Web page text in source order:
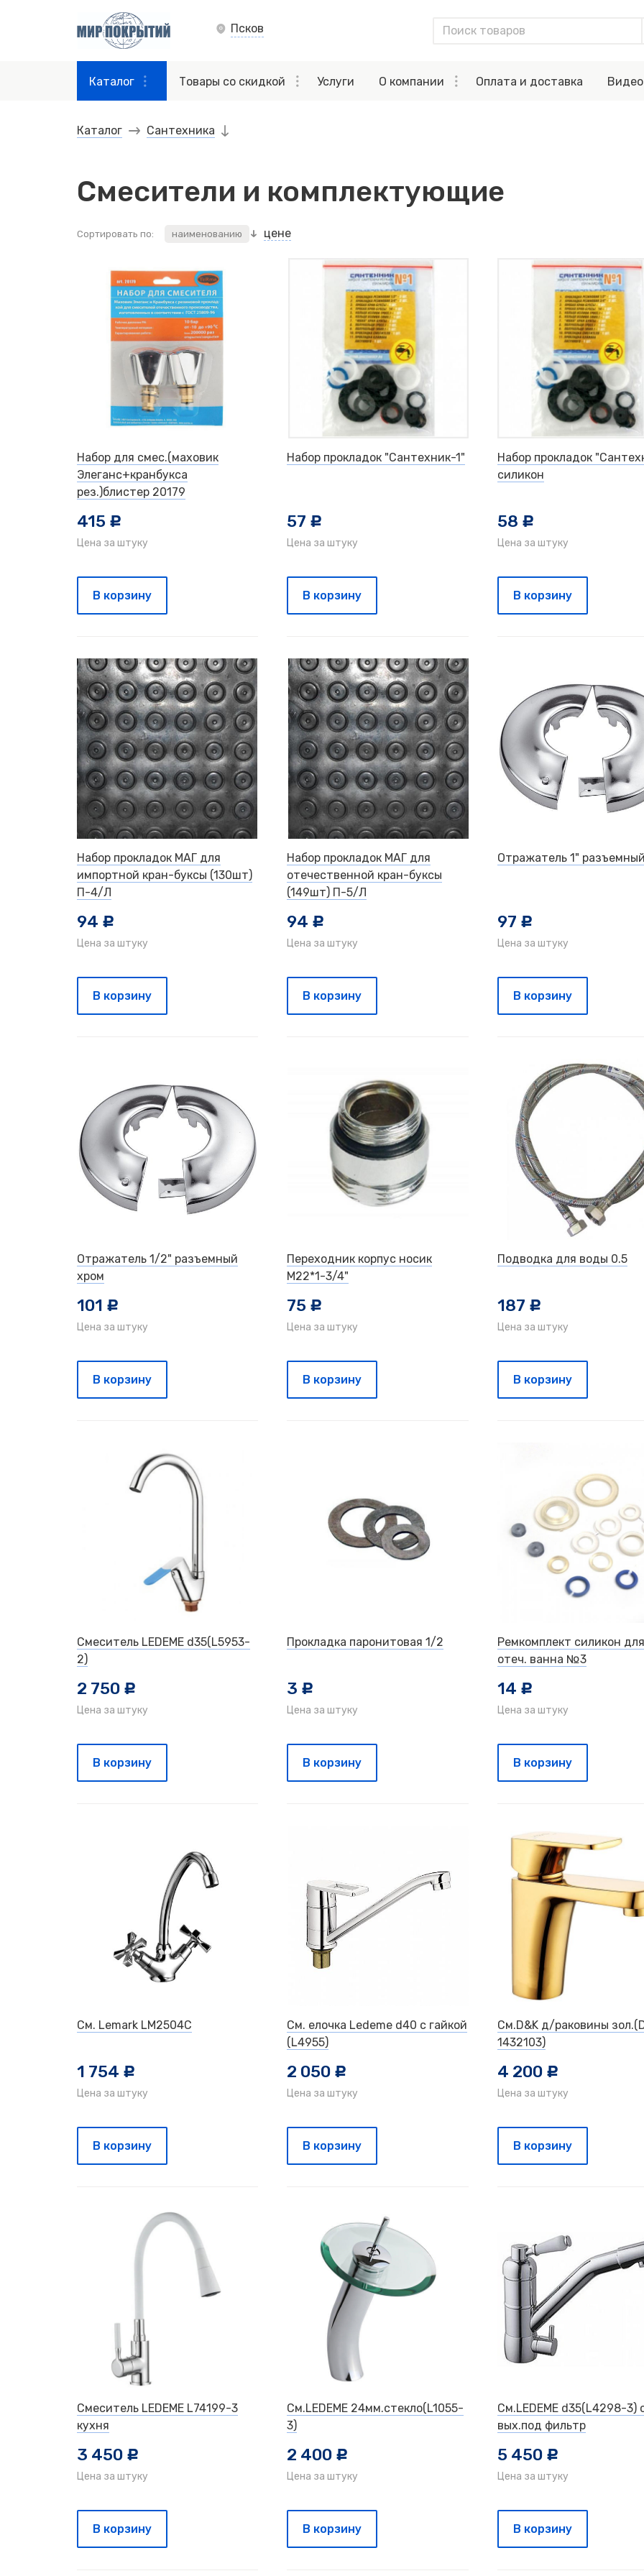
Псков
Каталог Товары со скидкой Услуги О компании Оплата и доставка Видео
Каталог Сантехника
Смесители и комплектующие
Сортировать по: наименованию цене
Набор для смес.(маховик
Элеганс+кранбукса
рез.)блистер 20179
415 c
Цена за штуку
В корзину
Набор прокладок "Сантехник-1"
57 c
Цена за штуку
В корзину
Набор прокладок
силикон
58 c
Цена за штуку
В корзину
Набор прокладок МАГ для
импортной кран-буксы (130шт)
П-4/Л
94 c
Цена за штуку
В корзину
Набор прокладок МАГ для
отечественной кран-буксы
(149шт) П-5/Л
94 c
Цена за штуку
В корзину
Отражатель 1"
97 c
Цена за штуку
В корзину
Отражатель 1/2" разъемный
хром
101 c
Цена за штуку
В корзину
Переходник корпус носик
М22*1-3/4"
75 c
Цена за штуку
В корзину
Подводка для воды 0.5
187 c
Цена за штуку
В корзину
Смеситель LEDEME d35(L5953-
2)
2 750 c
Цена за штуку
В корзину
Прокладка паронитовая 1/2
3 c
Цена за штуку
В корзину
Ремкомплект силикон
отеч. ванна №3
14 c
Цена за штуку
В корзину
См. Lemark LM2504C
1 754 c
Цена за штуку
В корзину
См. елочка Ledeme d40 с гайкой
(L4955)
2 050 c
Цена за штуку
В корзину
См.D&K д/раковины
1432103)
4 200 c
Цена за штуку
В корзину
Смеситель LEDEME L74199-3
кухня
3 450 c
Цена за штуку
В корзину
См.LEDEME 24мм.стекло(L1055-
3)
2 400 c
Цена за штуку
В корзину
См.LEDEME d35(L4298-3)
вых.под фильтр
5 450 c
Цена за штуку
В корзину